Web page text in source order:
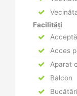
Facilități
Acces
Aparat
Balcon